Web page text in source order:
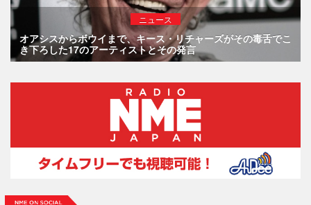
ニュース
オアシスからボウイまで、キース・リチャーズがその毒舌でこ
き下ろした17のアーティストとその発言